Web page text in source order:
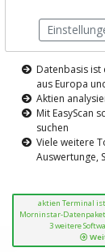
Die
Datenbasis ist
aus Europa
Aktien
Mit EasyScan
suchen
Viele weitere
Auswertunge,
aktien Terminal ist
Morninstar-
3 weitere